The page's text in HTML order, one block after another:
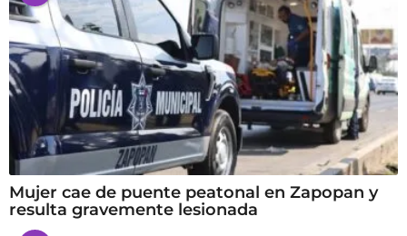
Mujer cae de puente peatonal en Zapopan y
resulta gravemente lesionada